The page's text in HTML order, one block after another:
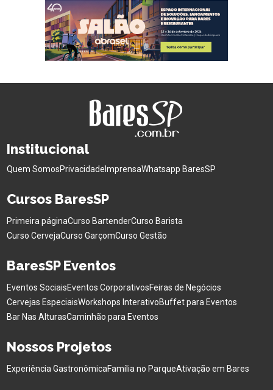
Institucional
Quem SomosPrivacidade ImprensaWhatsapp BaresSP
Cursos BaresSP
Primeira páginaCurso BartenderCurso Barista
Curso CervejaCurso GarçomCurso Gestão
BaresSP Eventos
Eventos SociaisEventos CorporativosFeiras de Negócios
Cervejas EspeciaisWorkshops InterativoBuffet para Eventos
Bar Nas AlturasCaminhão para Eventos
Nossos Projetos
Experiência GastronômicaFamília no ParqueAtivação em Bares